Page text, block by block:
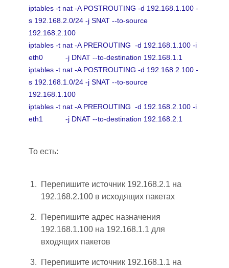
iptables -t nat -A POSTROUTING -d 192.168.1.100 -
s 192.168.2.0/24 -j SNAT --to-source
192.168.2.100
iptables -t nat -A PREROUTING -d 192.168.1.100 -i
eth0 -j DNAT --to-destination 192.168.1.1
iptables -t nat -A POSTROUTING -d 192.168.2.100 -
s 192.168.1.0/24 -j SNAT --to-source
192.168.1.100
iptables -t nat -A PREROUTING -d 192.168.2.100 -i
eth1 -j DNAT --to-destination 192.168.2.1
То есть:
Перепишите источник 192.168.2.1 на
192.168.2.100 в исходящих пакетах
Перепишите адрес назначения
192.168.1.100 на 192.168.1.1 для
входящих пакетов
Перепишите источник 192.168.1.1 на